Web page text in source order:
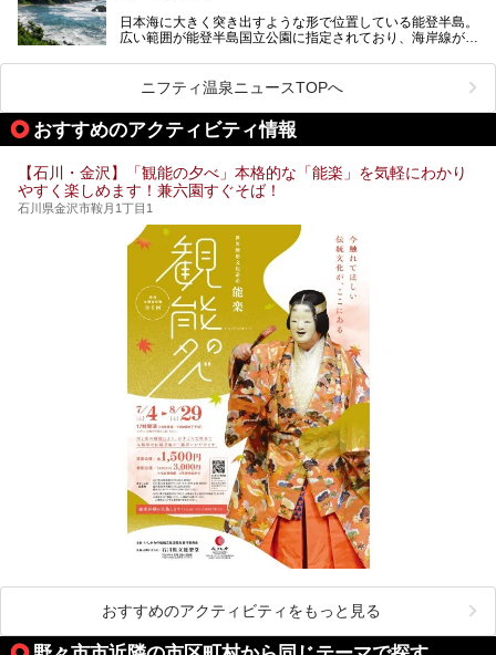
など、種類豊富ですよ。
日本海に大きく突き出すような形で位置している能登半島。
広い範囲が能登半島国立公園に指定されており、海岸線が作
車で行くのがオススメですが、ドライブの際にぜひ一緒に楽
しんでいただきたいのが温泉です。絶景を眺めながらつかる
温泉は最高ですよ！ 今回はそんな能登の温泉を5つご紹介
します。
ニフティ温泉ニュースTOPへ
おすすめのアクティビティ情報
【石川・金沢】「観能の夕べ」本格的な「能楽」を気軽にわかり
やすく楽しめます！兼六園すぐそば！
石川県金沢市鞍月1丁目1
おすすめのアクティビティをもっと見る